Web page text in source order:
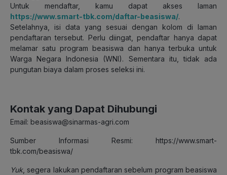
Untuk mendaftar, kamu dapat akses laman
https://www.smart-tbk.com/daftar-beasiswa/.
Setelahnya, isi data yang sesuai dengan kolom di laman
pendaftaran tersebut. Perlu diingat, pendaftar hanya dapat
melamar satu program beasiswa dan hanya terbuka untuk
Warga Negara Indonesia (WNI). Sementara itu, tidak ada
pungutan biaya dalam proses seleksi ini.
Kontak yang Dapat Dihubungi
Email: beasiswa@sinarmas-agri.com
Sumber Informasi Resmi: https://www.smart-
tbk.com/beasiswa/
Yuk, segera lakukan pendaftaran sebelum program beasiswa